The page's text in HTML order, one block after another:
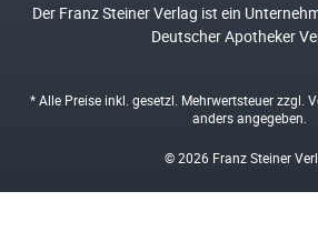
Der Franz Steiner Verlag ist ein
Deutscher Apotheker
* Alle Preise inkl. gesetzl. Mehrwertsteuer zzgl.
anders angegeben.
© 2026 Franz Steiner